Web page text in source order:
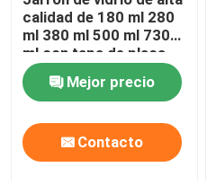
calidad de 180 ml 280
ml 380 ml 500 ml 730
ml con tapa de placa
de estaño
Mejor precio
Contacto